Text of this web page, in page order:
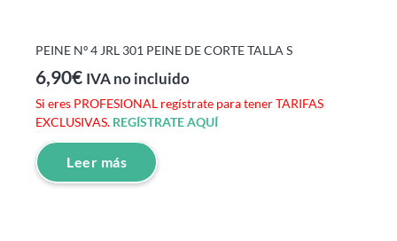
PEINE Nº 4 JRL 301 PEINE DE CORTE TALLA S
6,90€ IVA no incluido
Si eres PROFESIONAL regístrate para tener TARIFAS
EXCLUSIVAS. REGÍSTRATE AQUÍ
Leer más